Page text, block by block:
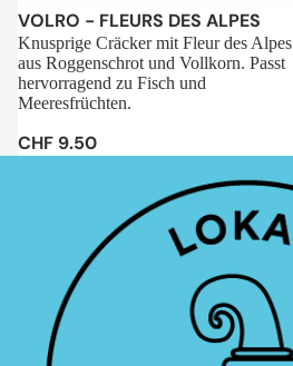
Sale
VOLRO - FLEURS DES ALPES
Knusprige Cräcker mit Fleur des Alpes
aus Roggenschrot und Vollkorn. Passt
hervorragend zu Fisch und
Meeresfrüchten.
CHF 9.50